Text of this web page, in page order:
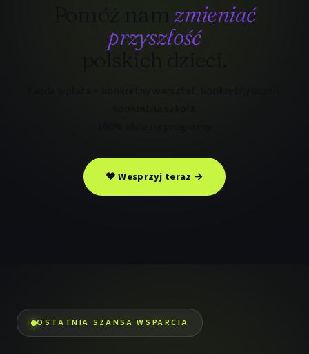
Pomóż namzmieniać
przyszłość
polskich dzieci.
❤ Wesprzyj teraz →
OSTATNIA SZANSA WSPARCIA